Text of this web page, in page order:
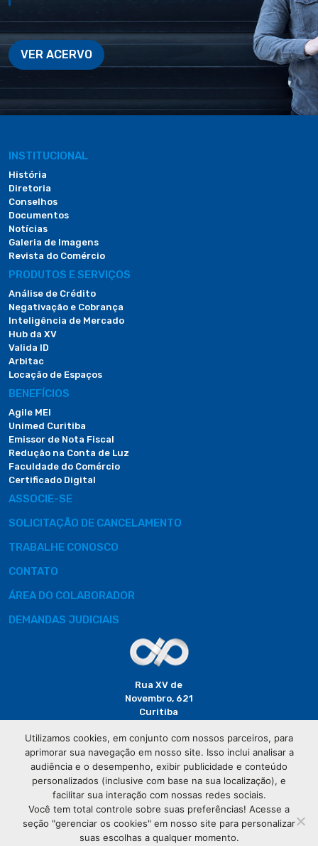
VER ACERVO
INSTITUCIONAL
História
Diretoria
Conselhos
Documentos
Notícias
Galeria de Imagens
Revista do Comércio
PRODUTOS E SERVIÇOS
Análise de Crédito
Negativação e Cobrança
Inteligência de Mercado
Hub da XV
Valida ID
Arbitac
Locação de Espaços
BENEFÍCIOS
Agile MEI
Unimed Curitiba
Emissor de Nota Fiscal
Redução na Conta de Luz
Faculdade do Comércio
Certificado Digital
ASSOCIE-SE
SOLICITAÇÃO DE CANCELAMENTO
TRABALHE CONOSCO
CONTATO
ÁREA DO COLABORADOR
DEMANDAS JUDICIAIS
Rua XV de
Novembro, 621
Curitiba
(41) 3320-
2929
Utilizamos cookies, em conjunto com nossos parceiros, para
aprimorar sua navegação em nosso site. Isso inclui analisar a
audiência e o desempenho, exibir publicidade e conteúdo
personalizados (inclusive com base na sua localização), e
facilitar sua interação com nossas redes sociais.
Você tem total controle sobre suas preferências! Acesse a
seção "gerenciar os cookies" em nosso site para personalizar
suas escolhas a qualquer momento.